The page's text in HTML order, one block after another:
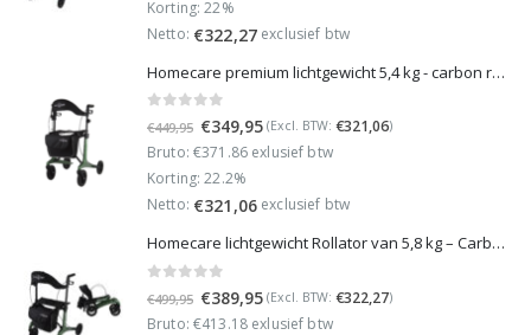
was:
€499,95. €389,95.
Korting: 22%
Netto: €322,27exclusief btw
Homecare premium lichtgewicht 5,4 kg - carbon rollator - 150 kg draaggewicht - Opvouwbaar - Groen - incl stokhouder
out of 5
€449,95 Oorspronkelijke
prijs
was:
€449,95.
€349,95Huidige
prijs
€349,95.
(Excl. BTW: €321,06)
Bruto: €371.86 exlusief btw
Korting: 22.2%
Netto: €321,06exclusief btw
Homecare lichtgewicht Rollator van 5,8 kg – Carbon rollator tot 150 kg draaggewicht – Dubbel opvouwbaar en inclusief reistas - Groen
out of 5
€499,95 Oorspronkelijke
prijs
€389,95Huidige
prijs
(Excl. BTW: €322,27)
Bruto: €413.18 exlusief btw